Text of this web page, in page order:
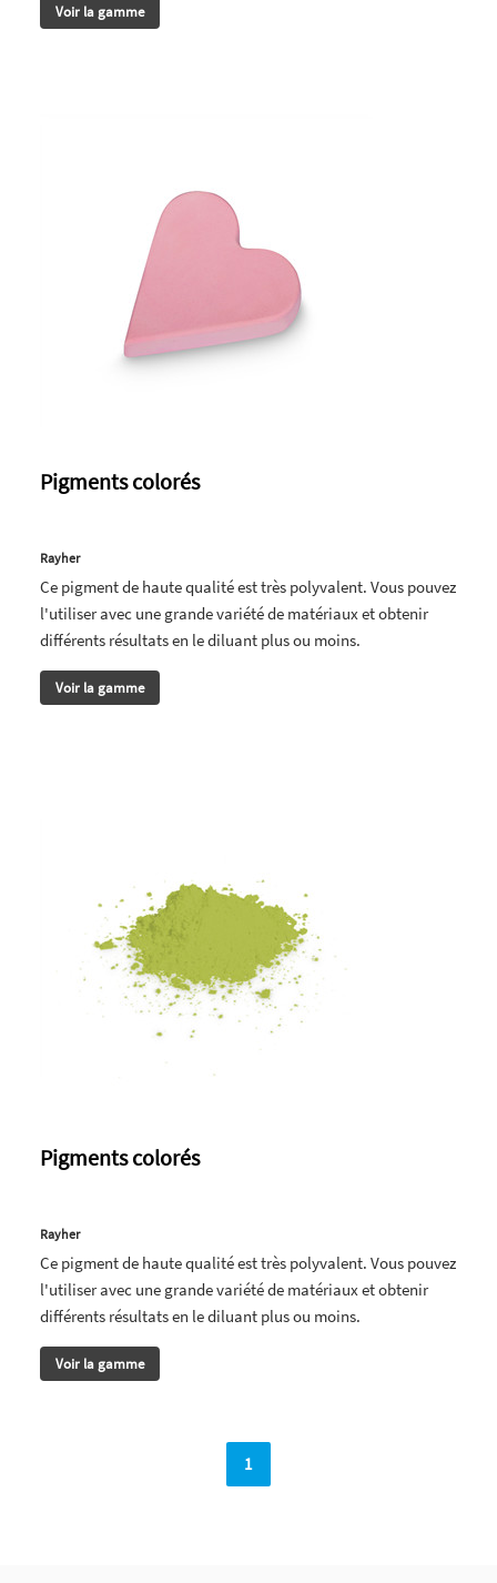
Voir la gamme
Pigments colorés
Rayher
Ce pigment de haute qualité est très polyvalent. Vous pouvez
l'utiliser avec une grande variété de matériaux et obtenir
différents résultats en le diluant plus ou moins.
Voir la gamme
Pigments colorés
Rayher
Ce pigment de haute qualité est très polyvalent. Vous pouvez
l'utiliser avec une grande variété de matériaux et obtenir
différents résultats en le diluant plus ou moins.
Voir la gamme
1